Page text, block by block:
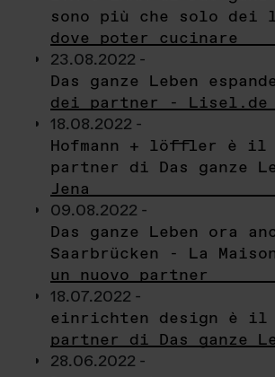
sono più che solo dei
dove poter cucinare
23.08.2022 -
Das ganze Leben
dei partner - Lisel.de
18.08.2022 -
Hofmann + löffler è il
partner di Das ganze
Jena
09.08.2022 -
Das ganze Leben ora
Saarbrücken - La
un nuovo partner
18.07.2022 -
einrichten design è il
partner di Das ganze
28.06.2022 -